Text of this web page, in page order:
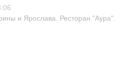
и Ярослава. Ресторан "Аура".